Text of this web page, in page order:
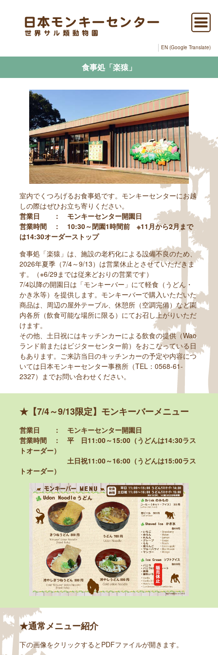
EN (Google Translate)
食事処「楽猿」
室内でくつろげるお食事処です。モンキーセンターにお越
しの際はぜひお立ち寄りください。
営業日 ： モンキーセンター開園日
営業時間 ： 10:30～閉園1時間前 ※11月から2月まで
は14:30オーダーストップ
食事処「楽猿」は、施設の老朽化による設備不良のため、
2026年夏季（7/4～9/13）は営業休止とさせていただきま
す。（※6/29までは従来どおりの営業です）
7/4以降の開園日は「モンキーバー」にて軽食（うどん・
かき氷等）を提供します。モンキーバーで購入いただいた
商品は、周辺の屋外テーブル、休憩所（空調完備）など園
内各所（飲食可能な場所に限る）にてお召し上がりいただ
けます。
その他、土日祝にはキッチンカーによる飲食の提供（Wao
ランド前またはビジターセンター前）をおこなっている日
もあります。ご来訪当日のキッチンカーの予定や内容につ
いては日本モンキーセンター事務所（TEL：0568-61-
2327）までお問い合わせください。
★【7/4～9/13限定】モンキーバーメニュー
営業日 ： モンキーセンター開園日
営業時間 ： 平 日11:00～15:00（うどんは14:30ラス
トオーダー）
土日祝11:00～16:00（うどんは15:00ラス
トオーダー）
★通常メニュー紹介
下の画像をクリックするとPDFファイルが開きます。